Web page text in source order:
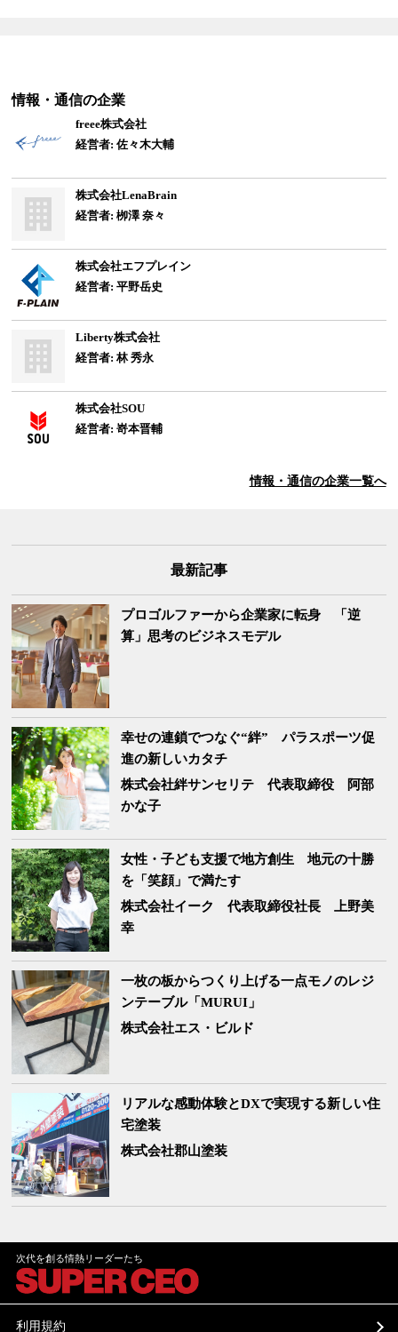
情報・通信の企業
freee株式会社
経営者: 佐々木大輔
株式会社LenaBrain
経営者: 栁澤 奈々
株式会社エフプレイン
経営者: 平野岳史
Liberty株式会社
経営者: 林 秀永
株式会社SOU
経営者: 嵜本晋輔
情報・通信の企業一覧へ
最新記事
プロゴルファーから企業家に転身 「逆
算」思考のビジネスモデル
幸せの連鎖でつなぐ“絆” パラスポーツ促
進の新しいカタチ
株式会社絆サンセリテ
代表取締役 阿部
かな子
女性・子ども支援で地方創生 地元の十勝
を「笑顔」で満たす
株式会社イーク
代表取締役社長 上野美
幸
一枚の板からつくり上げる一点モノのレジ
ンテーブル「MURUI」
株式会社エス・ビルド
リアルな感動体験とDXで実現する新しい住
宅塗装
株式会社郡山塗装
次代を創る情熱リーダーたち
利用規約